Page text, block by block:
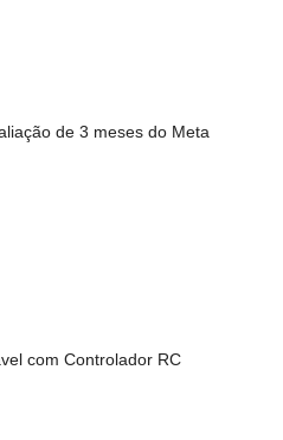
de 3 meses do Meta
com Controlador RC